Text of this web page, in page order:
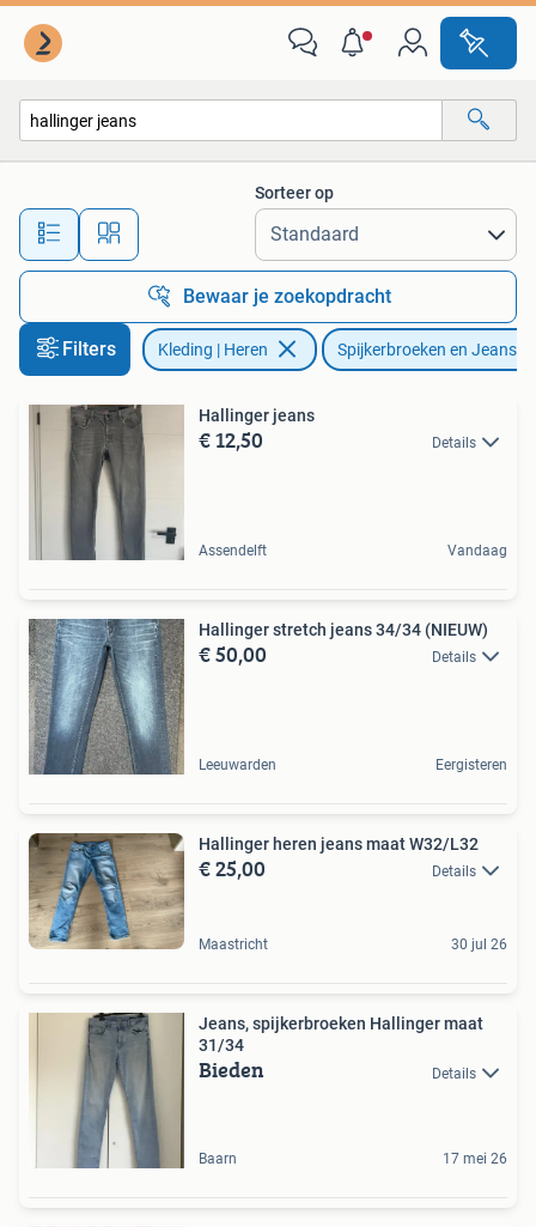
Alle afstanden…
Sorteer op
Bewaar je zoekopdracht
Filters Kleding | Heren Spijkerbroeken en Jeans
Hallinger jeans
€ 12,50 Details
Assendelft Vandaag
Hallinger stretch jeans 34/34 (NIEUW)
€ 50,00 Details
Leeuwarden Eergisteren
Hallinger heren jeans maat W32/L32
€ 25,00 Details
Maastricht 30 jul 26
Jeans, spijkerbroeken Hallinger maat
31/34
Bieden Details
Baarn 17 mei 26